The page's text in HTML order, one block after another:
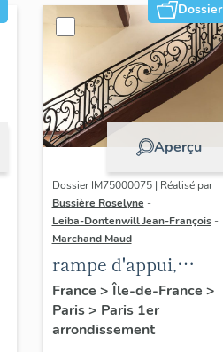
Dossier
Aperçu
Dossier IM75000075 | Réalisé par
Bussière Roselyne -
Leiba-Dontenwill Jean-François -
Marchand Maud
rampe d'appui,
escalier de la maison
à porte cochère (non
étudié)
France > Île-de-France >
Paris> Paris 1er
arrondissement